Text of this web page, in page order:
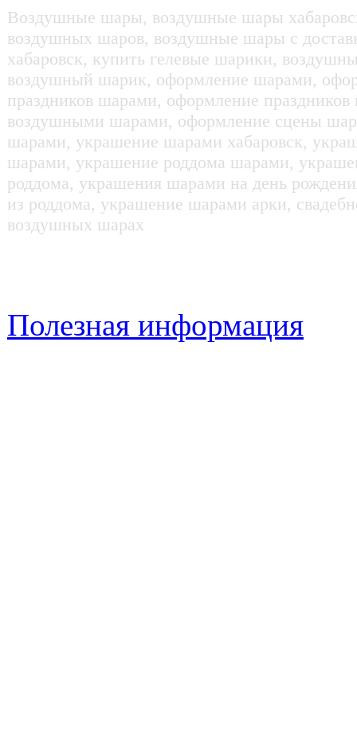
Воздушные шары, воздушные шары
воздушных шаров, воздушные шары с
хабаровск, купить гелевые шарики,
воздушный шарик, оформление шарами,
праздников шарами, оформление
воздушными шарами, оформление сцены
шарами, украшение шарами хабаровск,
шарами, украшение роддома шарами,
роддома, украшения шарами на день
из роддома, украшение шарами арки,
воздушных шарах
Полезная информация